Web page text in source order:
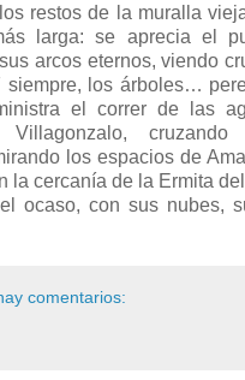
restos de la muralla
larga: se aprecia el
arcos eternos, viendo
siempre, los árboles…
el correr de las
Villagonzalo,
los espacios de
la cercanía de la Ermita
con sus nubes,
comentarios: